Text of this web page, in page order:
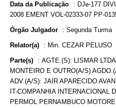
Data da Publicação : DJe-177
2008 EMENT VOL-02333-07 PP-
Órgão Julgador : Segunda Turma
Relator(a) : Min. CEZAR PELUSO
Parte(s) : AGTE.(S): LISMAR
MONTEIRO E OUTRO(A/S)
ADV.(A/S): JAIR APARECIDO
IT-COMPANHIA INTERNACIONAL
PERMOL PERNAMBUCO